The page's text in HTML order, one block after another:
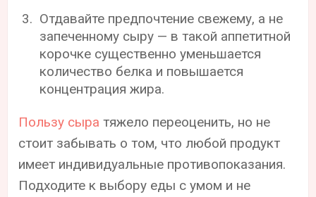
Отдавайте предпочтение свежему, а не
запеченному сыру — в такой аппетитной
корочке существенно уменьшается
количество белка и повышается
концентрация жира.
Пользу сыра тяжело переоценить, но не
стоит забывать о том, что любой продукт
имеет индивидуальные противопоказания.
Подходите к выбору еды с умом и не